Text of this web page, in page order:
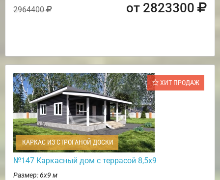
2964400 от 2823300
ХИТ ПРОДАЖ
КАРКАС ИЗ СТРОГАНОЙ ДОСКИ
№147 Каркасный дом с террасой 8,5х9
Размер: 6х9 м